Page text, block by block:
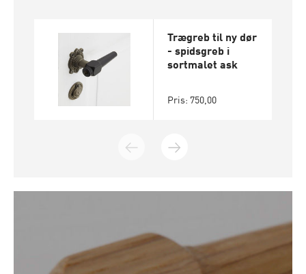
Trægreb til ny dør
- spidsgreb i
sortmalet ask
Pris: 750,00